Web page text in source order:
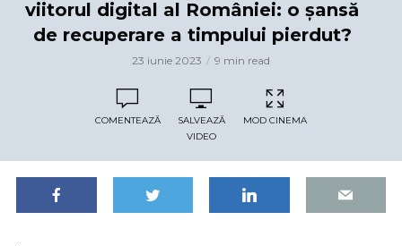
viitorul digital al României: o șansă
de recuperare a timpului pierdut?
23 iunie 2023 9 min read
COMENTEAZĂ
SALVEAZĂ
VIDEO
MOD CINEMA